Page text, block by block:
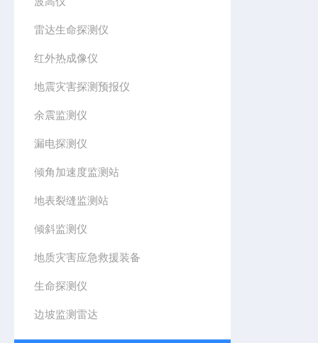
雷达生命探测仪
红外热成像仪
地震灾害探测预报仪
余震监测仪
漏电探测仪
倾角加速度监测站
地表裂缝监测站
倾斜监测仪
地质灾害应急救援装备
生命探测仪
边坡监测雷达